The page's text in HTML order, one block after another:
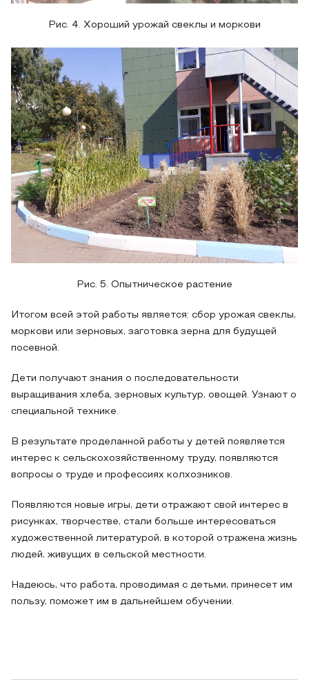
Рис. 4. Хороший урожай свеклы и моркови
Рис. 5. Опытническое растение
Итогом всей этой работы является: сбор урожая свеклы,
моркови или зерновых, заготовка зерна для будущей
посевной.
Дети получают знания о последовательности
выращивания хлеба, зерновых культур, овощей. Узнают о
специальной технике.
В результате проделанной работы у детей появляется
интерес к сельскохозяйственному труду, появляются
вопросы о труде и профессиях колхозников.
Появляются новые игры, дети отражают свой интерес в
рисунках, творчестве, стали больше интересоваться
художественной литературой, в которой отражена жизнь
людей, живущих в сельской местности.
Надеюсь, что работа, проводимая с детьми, принесет им
пользу, поможет им в дальнейшем обучении.